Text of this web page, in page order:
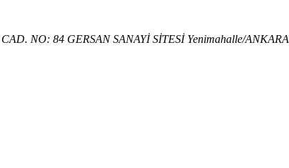
NO: 84 GERSAN SANAYİ SİTESİ Yenimahalle/ANKARA